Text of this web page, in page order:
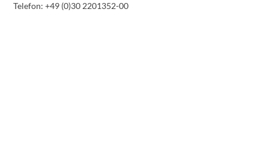
Telefon: +49 (0)30 2201352-00